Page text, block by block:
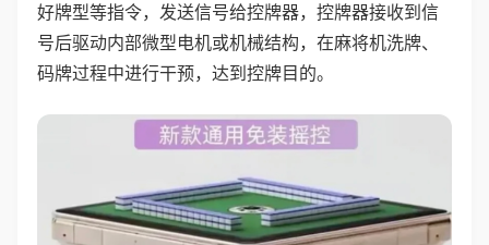
好牌型等指令，发送信号给控牌器，控牌器接收到信
号后驱动内部微型电机或机械结构，在麻将机洗牌、
码牌过程中进行干预，达到控牌目的。